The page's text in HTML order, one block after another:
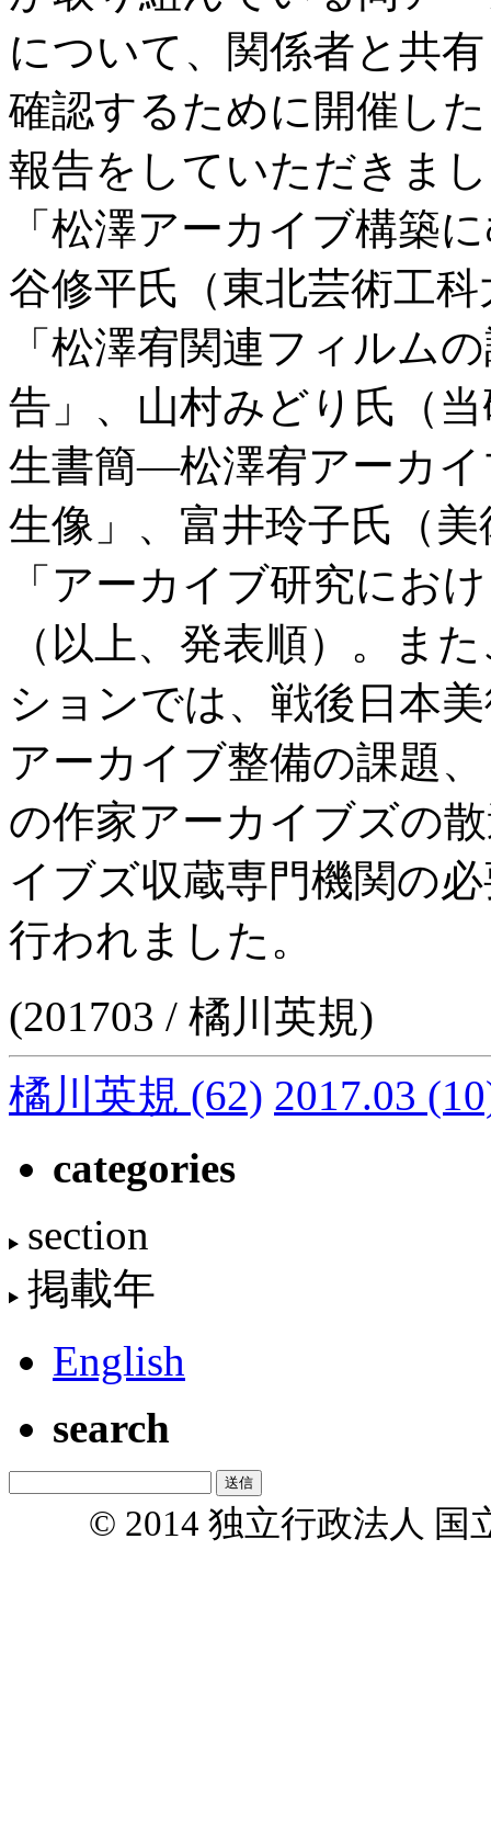
について、関係者と共
確認するために開催し
報告をしていただきま
「松澤アーカイブ構築
谷修平氏（東北芸術工
「松澤宥関連フィルム
告」、山村みどり氏（
生書簡―松澤宥アーカ
生像」、富井玲子氏（
「アーカイブ研究にお
（以上、発表順）。ま
ションでは、戦後日本
アーカイブ整備の課題
の作家アーカイブズの
イブズ収蔵専門機関の
行われました。
(201703 / 橘川英規)
橘川英規 (62) 2017.03
categories
section
掲載年
English
search
© 2014 独立行政法人 国